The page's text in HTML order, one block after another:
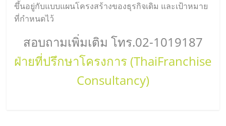
ขึ้นอยู่กับแบบแผนโครงสร้างของธุรกิจเดิม และเป้าหมาย
ที่กำหนดไว้
สอบถามเพิ่มเติม โทร.02-1019187
ฝ่ายที่ปรึกษาโครงการ (ThaiFranchise
Consultancy)